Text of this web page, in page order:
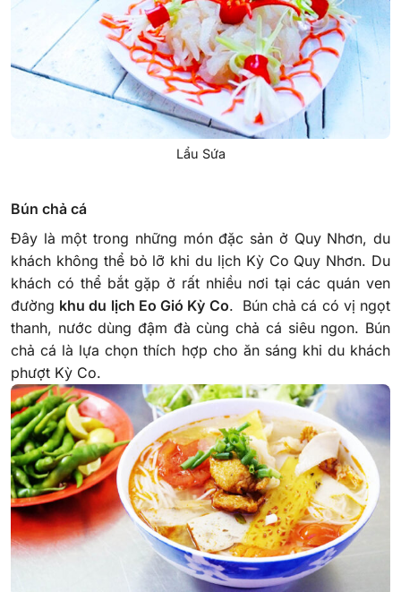
Lẩu Sứa
Bún chả cá
Đây là một trong những món đặc sản ở Quy Nhơn, du
khách không thể bỏ lỡ khi du lịch Kỳ Co Quy Nhơn. Du
khách có thể bắt gặp ở rất nhiều nơi tại các quán ven
đường khu du lịch Eo Gió Kỳ Co. Bún chả cá có vị ngọt
thanh, nước dùng đậm đà cùng chả cá siêu ngon. Bún
chả cá là lựa chọn thích hợp cho ăn sáng khi du khách
phượt Kỳ Co.